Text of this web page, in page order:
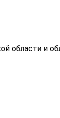
области и